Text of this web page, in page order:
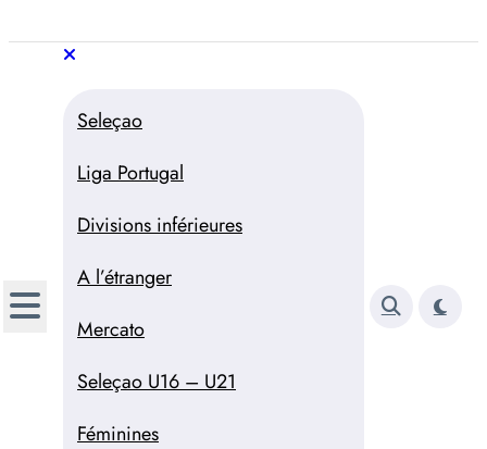
au
Trivela
L'actualité du football portugais
Seleçao
Liga Portugal
Divisions inférieures
A l’étranger
Mercato
Seleçao U16 – U21
Féminines